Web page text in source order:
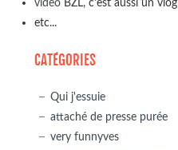
videoBZL, c'est aussi un vlog
etc...
CATÉGORIES
Qui j'essuie
attaché de presse purée
very funnyves